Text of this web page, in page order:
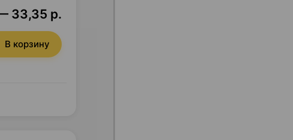
33,35 р.
В корзину